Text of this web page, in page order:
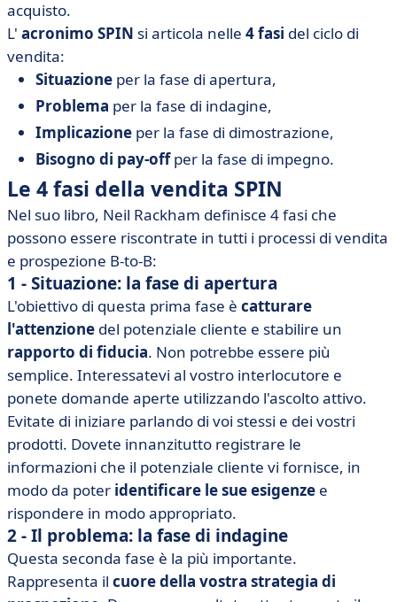
acquisto.
L' acronimo SPIN si articola nelle 4 fasi del ciclo di
vendita:
Situazione per la fase di apertura,
Problema per la fase di indagine,
Implicazione per la fase di dimostrazione,
Bisogno di pay-offper la fase di impegno.
Le 4 fasi della vendita SPIN
Nel suo libro, Neil Rackham definisce 4 fasi che
possono essere riscontrate in tutti i processi di vendita
e prospezione B-to-B:
1 - Situazione: la fase di apertura
L'obiettivo di questa prima fase è catturare
l'attenzione del potenziale cliente e stabilire un
rapporto di fiducia. Non potrebbe essere più
semplice. Interessatevi al vostro interlocutore e
ponete domande aperte utilizzando l'ascolto attivo.
Evitate di iniziare parlando di voi stessi e dei vostri
prodotti. Dovete innanzitutto registrare le
informazioni che il potenziale cliente vi fornisce, in
modo da poter identificare le sue esigenze e
rispondere in modo appropriato.
2 - Il problema: la fase di indagine
Questa seconda fase è la più importante.
Rappresenta il cuore della vostra strategia di